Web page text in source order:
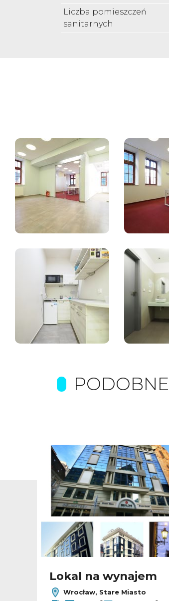
Liczba pomieszczeń
sanitarnych
PODOBNE
do ulubionych
Lokal na wynajem
Wrocław, Stare Miasto